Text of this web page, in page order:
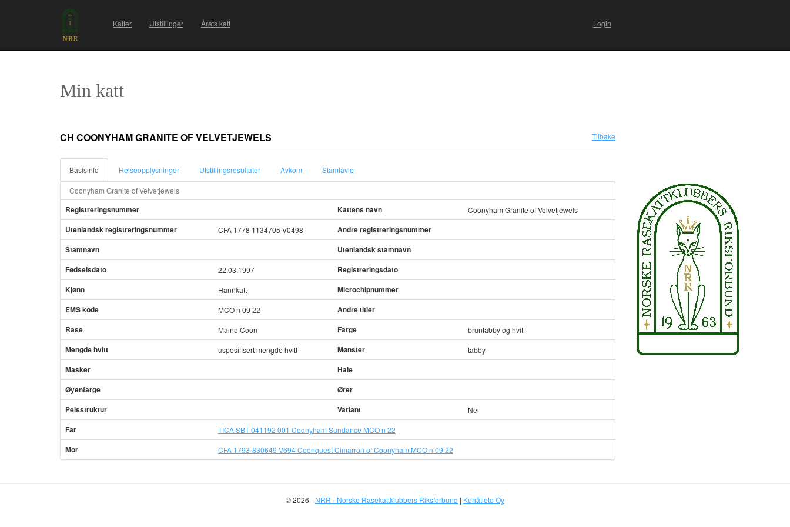
Katter Utstillinger Årets katt Login
Min katt
CH COONYHAM GRANITE OF VELVETJEWELS Tilbake
Basisinfo Helseopplysninger Utstillingsresultater Avkom Stamtavle
Coonyham Granite of Velvetjewels
Registreringsnummer Kattens navn Coonyham Granite of Velvetjewels
Utenlandsk registreringsnummer CFA 1778 1134705 V0498
Andre registreringsnummer
Stamnavn
Utenlandsk stamnavn
Fødselsdato
22.03.1997
Registreringsdato
Kjønn
Hannkatt
Microchipnummer
EMS kode
MCO n 09 22
Andre titler
Rase
Maine Coon Farge bruntabby og hvit
Mengde hvitt uspesifisert mengde hvitt Mønster tabby
Masker
Hale
Øyenfarge
Ører
Pelsstruktur
Variant Nei
Far TICA SBT 041192 001 Coonyham Sundance MCO n 22
Mor CFA 1793-830649 V694 Coonquest Cimarron of Coonyham MCO n 09 22
© 2026 - NRR - Norske Rasekattklubbers Riksforbund | Kehätieto Oy